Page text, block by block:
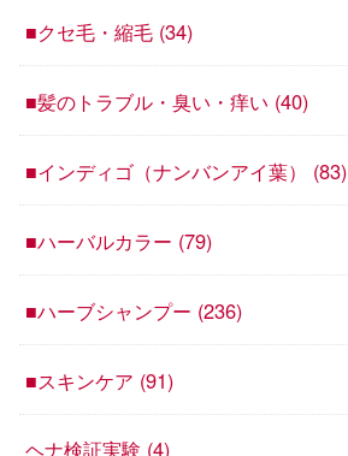
■クセ毛・縮毛 (34)
■髪のトラブル・臭い・痒い (40)
■インディゴ（ナンバンアイ葉） (83)
■ハーバルカラー (79)
■ハーブシャンプー (236)
■スキンケア (91)
ヘナ検証実験 (4)